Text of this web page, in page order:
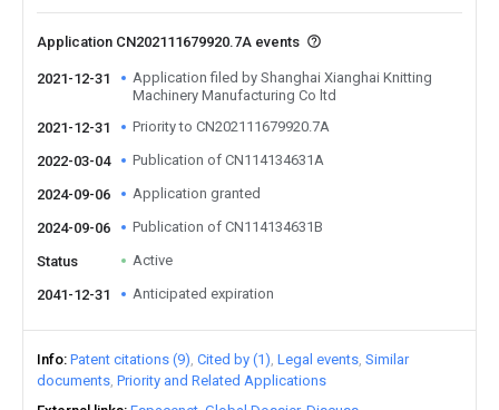
Application CN202111679920.7A events
2021-12-31
Application filed by Shanghai Xianghai Knitting
Machinery Manufacturing Co ltd
2021-12-31
Priority to CN202111679920.7A
2022-03-04 Publication of CN114134631A
2024-09-06 Application granted
2024-09-06 Publication of CN114134631B
Status Active
2041-12-31 Anticipated expiration
Info Patent citations (9) Cited by (1) Legal events Similar
documents Priority and Related Applications